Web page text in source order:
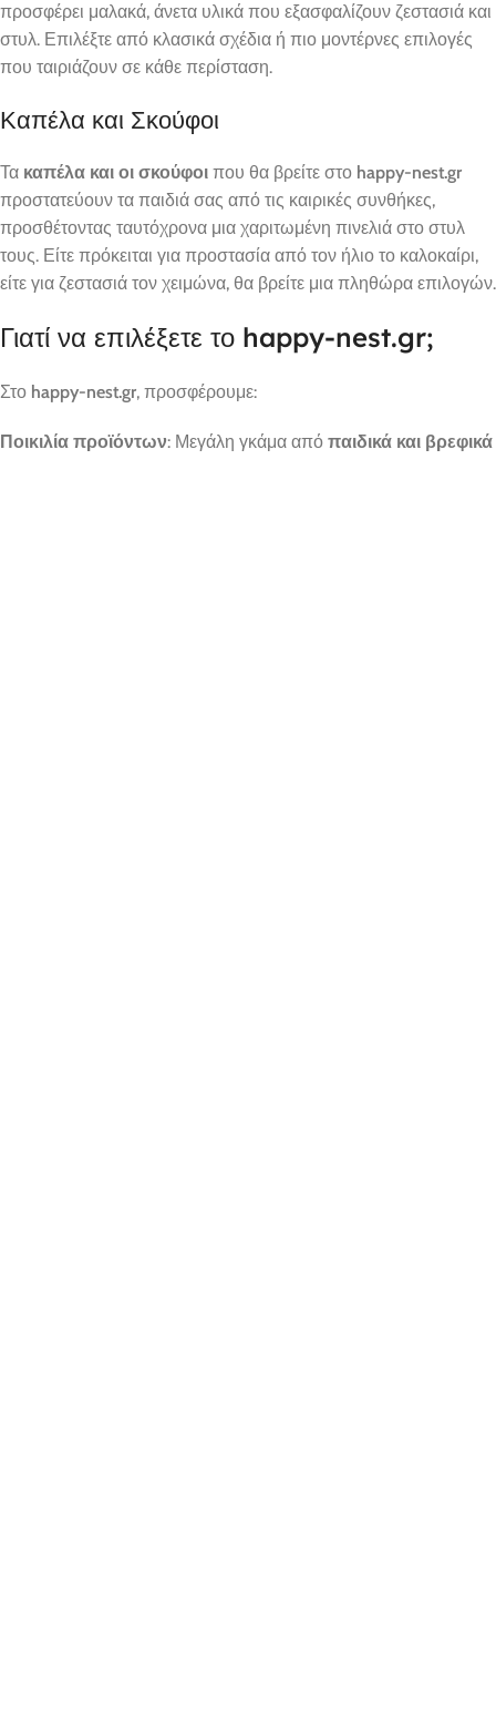
προσφέρει μαλακά, άνετα υλικά που εξασφαλίζουν ζεστασιά και
στυλ. Επιλέξτε από κλασικά σχέδια ή πιο μοντέρνες επιλογές
που ταιριάζουν σε κάθε περίσταση.
Καπέλα και Σκούφοι
Τα καπέλα και οι σκούφοι που θα βρείτε στο happy-nest.gr
προστατεύουν τα παιδιά σας από τις καιρικές συνθήκες,
προσθέτοντας ταυτόχρονα μια χαριτωμένη πινελιά στο στυλ
τους. Είτε πρόκειται για προστασία από τον ήλιο το καλοκαίρι,
είτε για ζεστασιά τον χειμώνα, θα βρείτε μια πληθώρα επιλογών.
Γιατί να επιλέξετε το happy-nest.gr;
Στο happy-nest.gr, προσφέρουμε:
Ποικιλία προϊόντων: Μεγάλη γκάμα από παιδικά και βρεφικά